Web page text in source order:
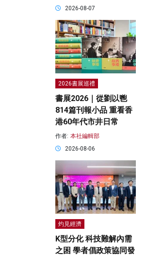
2026-08-07
2026書展巡禮
書展2026｜從劉以鬯
814篇刊報小品 重看香
港60年代市井日常
作者: 本社編輯部
2026-08-06
灼見經濟
K型分化 科技難解內需
之困 學者倡政策協同發